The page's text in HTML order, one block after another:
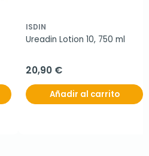
ISDIN
Ureadin Lotion 10, 750 ml
20,90 €
Añadir al carrito